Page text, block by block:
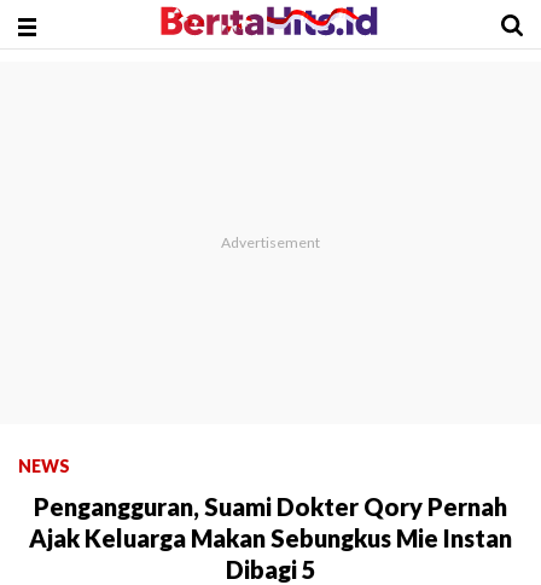
NEWS
Pengangguran, Suami Dokter Qory Pernah
Ajak Keluarga Makan Sebungkus Mie Instan
Dibagi 5